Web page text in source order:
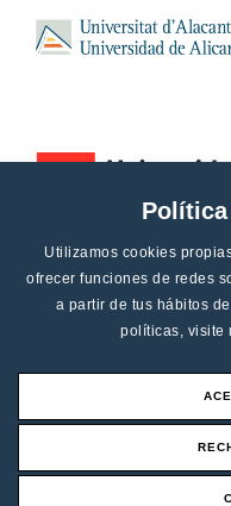
Utilizamos cookies
ofrecer funciones de redes
a partir de tus hábitos
políticas, visite